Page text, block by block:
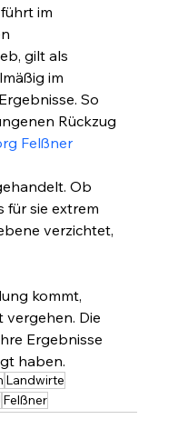
im
gilt als
im
So
Rückzug
Felßner
Ob
für sie extrem
verzichtet,
kommt,
vergehen. Die
Ergebnisse
haben.
Landwirte
Felßner